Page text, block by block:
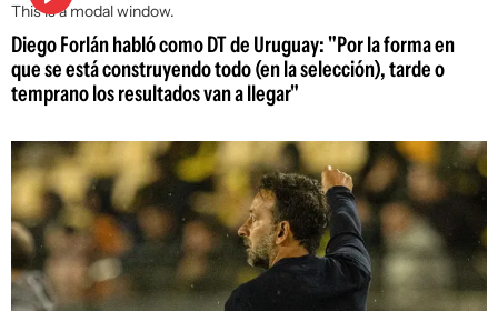
This is a modal window.
Diego Forlán habló como DT de Uruguay: "Por la forma en
que se está construyendo todo (en la selección), tarde o
temprano los resultados van a llegar"